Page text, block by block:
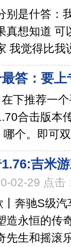
别是什答：
真想知道 可
我觉得比我
答：要
下推荐一
合击版本
个。即可
吉米
02-29 点击
奔驰S级
造永恒的传
先生和摇滚